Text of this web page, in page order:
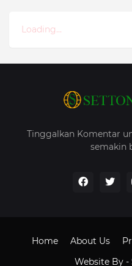
Loading...
Tinggalkan Komentar
semakin
Website By -
Home About Us